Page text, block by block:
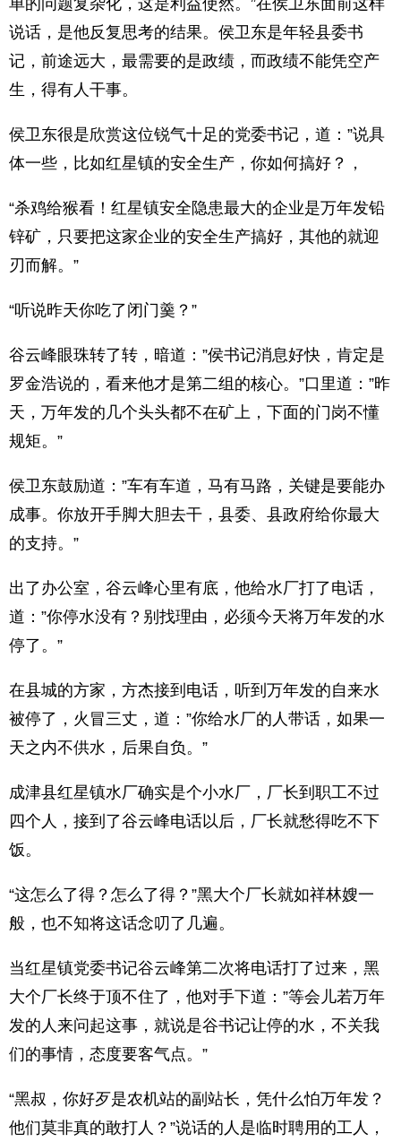
单的问题复杂化，这是利益使然。”在侯卫东面前这样
说话，是他反复思考的结果。侯卫东是年轻县委书
记，前途远大，最需要的是政绩，而政绩不能凭空产
生，得有人干事。
侯卫东很是欣赏这位锐气十足的党委书记，道：”说具
体一些，比如红星镇的安全生产，你如何搞好？，
“杀鸡给猴看！红星镇安全隐患最大的企业是万年发铅
锌矿，只要把这家企业的安全生产搞好，其他的就迎
刃而解。”
“听说昨天你吃了闭门羹？”
谷云峰眼珠转了转，暗道：”侯书记消息好快，肯定是
罗金浩说的，看来他才是第二组的核心。”口里道：”昨
天，万年发的几个头头都不在矿上，下面的门岗不懂
规矩。”
侯卫东鼓励道：”车有车道，马有马路，关键是要能办
成事。你放开手脚大胆去干，县委、县政府给你最大
的支持。”
出了办公室，谷云峰心里有底，他给水厂打了电话，
道：”你停水没有？别找理由，必须今天将万年发的水
停了。”
在县城的方家，方杰接到电话，听到万年发的自来水
被停了，火冒三丈，道：”你给水厂的人带话，如果一
天之内不供水，后果自负。”
成津县红星镇水厂确实是个小水厂，厂长到职工不过
四个人，接到了谷云峰电话以后，厂长就愁得吃不下
饭。
“这怎么了得？怎么了得？”黑大个厂长就如祥林嫂一
般，也不知将这话念叨了几遍。
当红星镇党委书记谷云峰第二次将电话打了过来，黑
大个厂长终于顶不住了，他对手下道：”等会儿若万年
发的人来问起这事，就说是谷书记让停的水，不关我
们的事情，态度要客气点。”
“黑叔，你好歹是农机站的副站长，凭什么怕万年发？
他们莫非真的敢打人？”说话的人是临时聘用的工人，